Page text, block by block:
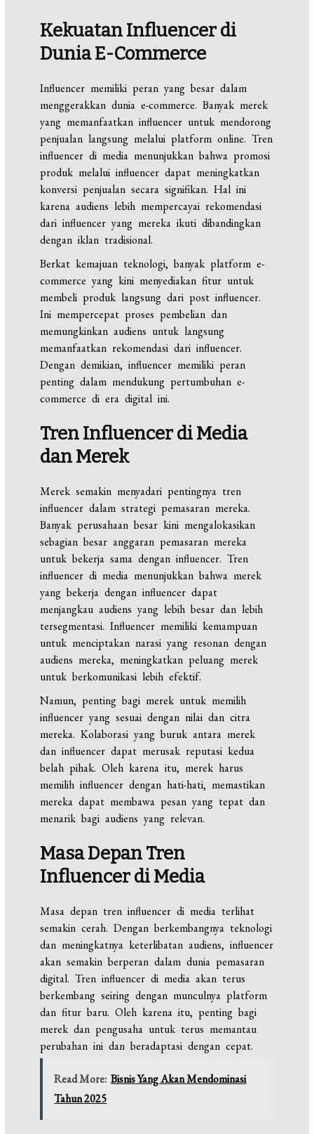
Kekuatan Influencer di
Dunia E-Commerce
Influencer memiliki peran yang besar dalam
menggerakkan dunia e-commerce. Banyak merek
yang memanfaatkan influencer untuk mendorong
penjualan langsung melalui platform online. Tren
influencer di media menunjukkan bahwa promosi
produk melalui influencer dapat meningkatkan
konversi penjualan secara signifikan. Hal ini
karena audiens lebih mempercayai rekomendasi
dari influencer yang mereka ikuti dibandingkan
dengan iklan tradisional.
Berkat kemajuan teknologi, banyak platform e-
commerce yang kini menyediakan fitur untuk
membeli produk langsung dari post influencer.
Ini mempercepat proses pembelian dan
memungkinkan audiens untuk langsung
memanfaatkan rekomendasi dari influencer.
Dengan demikian, influencer memiliki peran
penting dalam mendukung pertumbuhan e-
commerce di era digital ini.
Tren Influencer di Media
dan Merek
Merek semakin menyadari pentingnya tren
influencer dalam strategi pemasaran mereka.
Banyak perusahaan besar kini mengalokasikan
sebagian besar anggaran pemasaran mereka
untuk bekerja sama dengan influencer. Tren
influencer di media menunjukkan bahwa merek
yang bekerja dengan influencer dapat
menjangkau audiens yang lebih besar dan lebih
tersegmentasi. Influencer memiliki kemampuan
untuk menciptakan narasi yang resonan dengan
audiens mereka, meningkatkan peluang merek
untuk berkomunikasi lebih efektif.
Namun, penting bagi merek untuk memilih
influencer yang sesuai dengan nilai dan citra
mereka. Kolaborasi yang buruk antara merek
dan influencer dapat merusak reputasi kedua
belah pihak. Oleh karena itu, merek harus
memilih influencer dengan hati-hati, memastikan
mereka dapat membawa pesan yang tepat dan
menarik bagi audiens yang relevan.
Masa Depan Tren
Influencer di Media
Masa depan tren influencer di media terlihat
semakin cerah. Dengan berkembangnya teknologi
dan meningkatnya keterlibatan audiens, influencer
akan semakin berperan dalam dunia pemasaran
digital. Tren influencer di media akan terus
berkembang seiring dengan munculnya platform
dan fitur baru. Oleh karena itu, penting bagi
merek dan pengusaha untuk terus memantau
perubahan ini dan beradaptasi dengan cepat.
Read More: Bisnis Yang Akan Mendominasi
Tahun 2025